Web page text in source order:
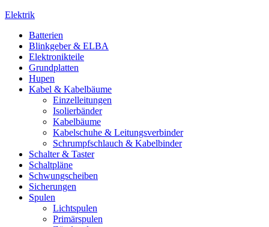
Elektrik
Batterien
Blinkgeber & ELBA
Elektronikteile
Grundplatten
Hupen
Kabel & Kabelbäume
Einzelleitungen
Isolierbänder
Kabelbäume
Kabelschuhe & Leitungsverbinder
Schrumpfschlauch & Kabelbinder
Schalter & Taster
Schaltpläne
Schwungscheiben
Sicherungen
Spulen
Lichtspulen
Primärspulen